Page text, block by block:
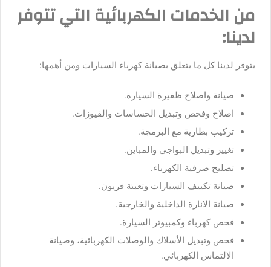
من الخدمات الكهربائية التي تتوفر
لدينا:
يتوفر لدينا كل ما يتعلق بصيانة كهرباء السيارات ومن أهمها:
صيانة واصلاح ظفيرة السيارة.
اصلاح وفحص وتبديل الحساسات والفيوزات.
تركيب بطارية مع البرمجة.
تغيير وتبديل البواجي والمباين.
تصليح صرفية الكهرباء.
صيانة تكييف السيارات وتعبئة فريون.
صيانة الانارة الداخلية والخارجية.
فحص كهرباء وكمبيوتر السيارة.
فحص وتبديل الأسلاك والوصلات الكهربائية، وصيانة
الالتماس الكهربائي.